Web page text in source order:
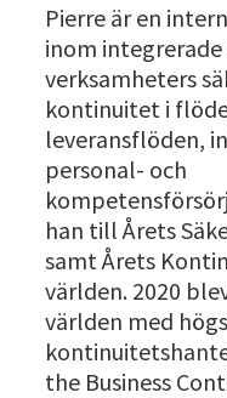
Pierre är en
inom
verksamheters
kontinuitet i
leveransflöden,
personal- och
han till Årets
samt Årets
världen. 2020
världen med
the Business